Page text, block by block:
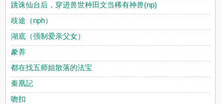
跳诛仙台后，穿进兽世种田文当稀有神兽(np)
歧途（nph）
湖底（强制爱亲父女）
豢养
都在找五师姐散落的法宝
秦凰記
吻扣